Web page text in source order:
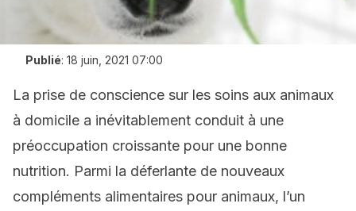
Publié: 18 juin, 2021 07:00
La prise de conscience sur les soins aux animaux
à domicile a inévitablement conduit à une
préoccupation croissante pour une bonne
nutrition. Parmi la déferlante de nouveaux
compléments alimentaires pour animaux, l’un